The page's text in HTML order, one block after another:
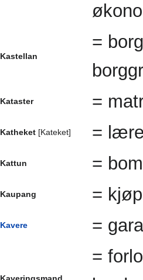
Kastellan
=
Kataster =
Katheket [Kateket] =
Kattun =
Kaupang =
Kavere =
=